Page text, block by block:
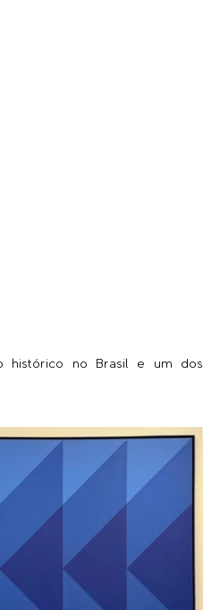
histórico no Brasil e um dos